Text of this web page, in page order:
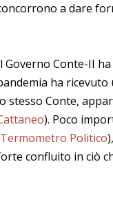
a dare
Governo Conte-II
ha
stesso Conte,
). Poco
Termometro Politico
confluito in ciò